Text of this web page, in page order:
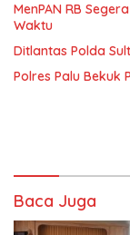
MenPAN RB
Waktu
Ditlantas Polda
Polres Palu Bekuk
Baca Juga